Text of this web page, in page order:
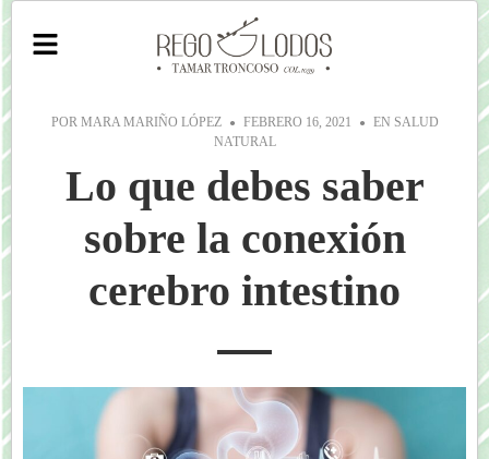
POR MARA MARIÑO LÓPEZ FEBRERO 16, 2021 EN SALUD
NATURAL
Lo que debes saber
sobre la conexión
cerebro intestino